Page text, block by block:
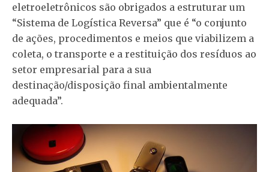
eletroeletrônicos são obrigados a estruturar um
“Sistema de Logística Reversa” que é “o conjunto
de ações, procedimentos e meios que viabilizem a
coleta, o transporte e a restituição dos resíduos ao
setor empresarial para a sua
destinação/disposição final ambientalmente
adequada”.